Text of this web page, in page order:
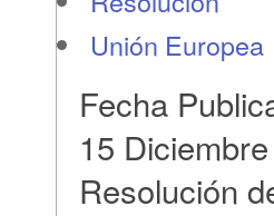
Unión Europea
Fecha
15
Resolución